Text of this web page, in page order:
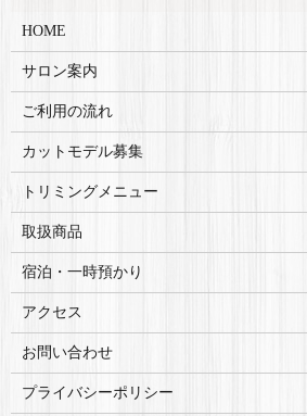
HOME
サロン案内
ご利用の流れ
カットモデル募集
トリミングメニュー
取扱商品
宿泊・一時預かり
アクセス
お問い合わせ
プライバシーポリシー